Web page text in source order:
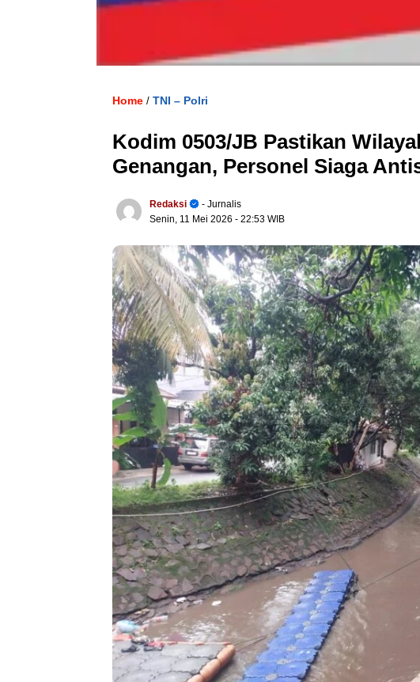
Home / TNI – Polri
Kodim 0503/JB Pastikan
Genangan, Personel Siaga
Redaksi
- Jurnalis
Senin, 11 Mei 2026 - 22:53 WIB